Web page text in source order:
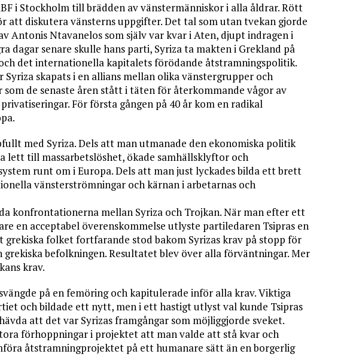
i Stockholm till brädden av vänstermänniskor i alla åldrar. Rött
att diskutera vänsterns uppgifter. Det tal som utan tvekan gjorde
Antonis Ntavanelos som själv var kvar i Aten, djupt indragen i
dagar senare skulle hans parti, Syriza ta makten i Grekland på
det internationella kapitalets förödande åtstramningspolitik.
skapats i en allians mellan olika vänstergrupper och
de senaste åren stått i täten för återkommande vågor av
För första gången på 40 år kom en radikal
med Syriza. Dels att man utmanade den ekonomiska politik
lett till massarbetslöshet, ökade samhällsklyftor och
runt om i Europa. Dels att man just lyckades bilda ett brett
vänsterströmningar och kärnan i arbetarnas och
konfrontationerna mellan Syriza och Trojkan. När man efter ett
en acceptabel överenskommelse utlyste partiledaren Tsipras en
folket fortfarande stod bakom Syrizas krav på stopp för
befolkningen. Resultatet blev över alla förväntningar. Mer
krav.
på en femöring och kapitulerade inför alla krav. Viktiga
och bildade ett nytt, men i ett hastigt utlyst val kunde Tsipras
att det var Syrizas framgångar som möjliggjorde sveket.
förhoppningar i projektet att man valde att stå kvar och
åtstramningprojektet på ett humanare sätt än en borgerlig